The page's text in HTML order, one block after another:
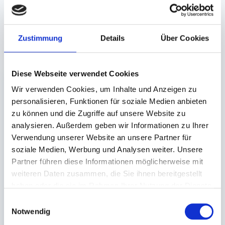
Zustimmung Details Über Cookies
Diese Webseite verwendet Cookies
Wir verwenden Cookies, um Inhalte und Anzeigen zu
personalisieren, Funktionen für soziale Medien anbieten
zu können und die Zugriffe auf unsere Website zu
analysieren. Außerdem geben wir Informationen zu Ihrer
Verwendung unserer Website an unsere Partner für
soziale Medien, Werbung und Analysen weiter. Unsere
Partner führen diese Informationen möglicherweise mit
weiteren Daten zusammen, die Sie ihnen bereitgestellt
Notwendig
Produktsicherheitsverordnung:
packpack.de GmbH, Am
Bullhamm 24-26, D-26441 Jever, info@packpack.de
Unsere Empfehlungen
Flachbeutel,
Polybeutel LDPE
transparent gelocht
Auf Lager. Sofort
Sichtstreifenbeutel
weiß, 'Brot und
Backwaren'